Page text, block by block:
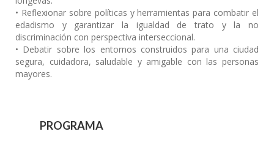
• Reflexionar sobre políticas y herramientas para combatir el
edadismo y garantizar la igualdad de trato y la no
discriminación con perspectiva interseccional.
• Debatir sobre los entornos construidos para una ciudad
segura, cuidadora, saludable y amigable con las personas
mayores.
PROGRAMA